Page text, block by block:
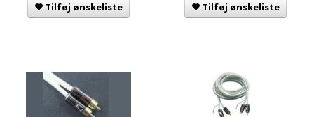
Tilføj ønskeliste
Tilføj ønskeliste